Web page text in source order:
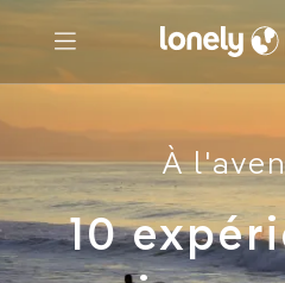
Menu
Votre
À
10